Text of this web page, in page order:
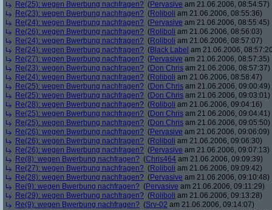
Re(25): wegen Bwerbung nachfragen? (Pervasive am 21.06.2006, 08:54:57)
Re(23): wegen Bwerbung nachfragen? (Roliboli am 21.06.2006, 08:55:36)
Re(24): wegen Bwerbung nachfragen? (Pervasive am 21.06.2006, 08:55:45)
Re(26): wegen Bwerbung nachfragen? (Roliboli am 21.06.2006, 08:56:03)
Re(24): wegen Bwerbung nachfragen? (Roliboli am 21.06.2006, 08:57:07)
Re(24): wegen Bwerbung nachfragen? (Black Label am 21.06.2006,
Re(27): wegen Bwerbung nachfragen? (Pervasive am 21.06.2006, 08:57:35)
Re(23): wegen Bwerbung nachfragen? (Don Chris am 21.06.2006, 08:57:37)
Re(24): wegen Bwerbung nachfragen? (Roliboli am 21.06.2006, 08:58:47)
Re(25): wegen Bwerbung nachfragen? (Don Chris am 21.06.2006, 09:00:49)
Re(25): wegen Bwerbung nachfragen? (Don Chris am 21.06.2006, 09:03:01)
Re(28): wegen Bwerbung nachfragen? (Roliboli am 21.06.2006, 09:04:16)
Re(25): wegen Bwerbung nachfragen? (Don Chris am 21.06.2006, 09:04:41)
Re(25): wegen Bwerbung nachfragen? (Don Chris am 21.06.2006, 09:05:50)
Re(26): wegen Bwerbung nachfragen? (Pervasive am 21.06.2006, 09:06:09)
Re(26): wegen Bwerbung nachfragen? (Roliboli am 21.06.2006, 09:06:30)
Re(26): wegen Bwerbung nachfragen? (Pervasive am 21.06.2006, 09:07:13)
Re(8): wegen Bwerbung nachfragen? (Chris464 am 21.06.2006, 09:09:39)
Re(27): wegen Bwerbung nachfragen? (Roliboli am 21.06.2006, 09:09:42)
Re(28): wegen Bwerbung nachfragen? (Pervasive am 21.06.2006, 09:10:48)
Re(9): wegen Bwerbung nachfragen? (Pervasive am 21.06.2006, 09:11:29)
Re(29): wegen Bwerbung nachfragen? (Roliboli am 21.06.2006, 09:13:28)
Re(9): wegen Bwerbung nachfragen? (Srv-02 am 21.06.2006, 09:14:07)